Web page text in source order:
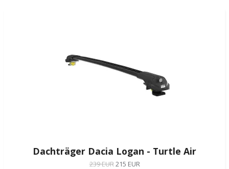
Dachträger Dacia Logan - Turtle Air
239 EUR215 EUR